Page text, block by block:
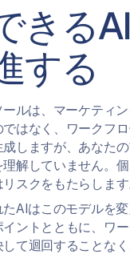
きる
する
ルは、マーケティ
はなく、ワークフ
成しますが、あなた
解していません。
スクをもたらします
たAIはこのモデルを
ントとともに、ワ
て迴回することな